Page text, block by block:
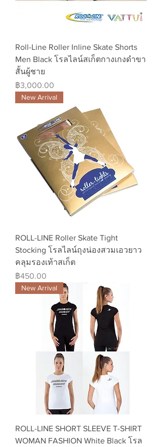
Roll-Line Roller Inline Skate Shorts
Men Black โรลไลน์สเก็ตกางเกงดำขา
สั้นผู้ชาย
ราคา
฿3,000.00
New Arrival
ROLL-LINE Roller Skate Tight
Stocking โรลไลน์ถุงน่องสวมเอวยาว
คลุมรองเท้าสเก็ต
ราคา
฿450.00
New Arrival
ROLL-LINE SHORT SLEEVE T-SHIRT
WOMAN FASHION White Black โรล